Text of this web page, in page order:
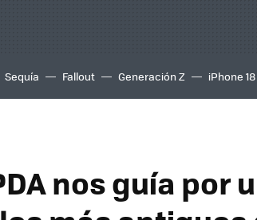
Sequía Fallout Generación Z iPhone 18
nos guía por